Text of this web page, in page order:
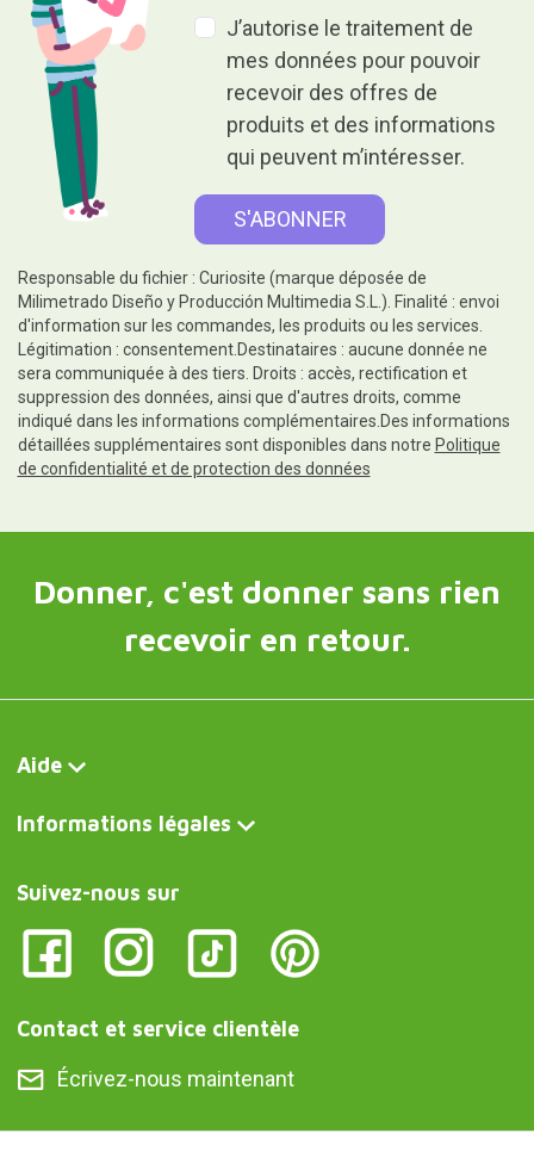
J’autorise le traitement de
mes données pour pouvoir
recevoir des offres de
produits et des informations
qui peuvent m’intéresser.
Responsable du fichier : Curiosite (marque déposée de
Milimetrado Diseño y Producción Multimedia S.L.). Finalité : envoi
d'information sur les commandes, les produits ou les services.
Légitimation : consentement.Destinataires : aucune donnée ne
sera communiquée à des tiers. Droits : accès, rectification et
suppression des données, ainsi que d'autres droits, comme
indiqué dans les informations complémentaires.Des informations
détaillées supplémentaires sont disponibles dans notre Politique
de confidentialité et de protection des données
Donner, c'est donner sans rien
recevoir en retour.
Aide
Informations légales
Suivez-nous sur
Contact et service clientèle
Écrivez-nous maintenant